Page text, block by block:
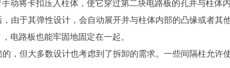
动将卡扣压入柱体，使它穿过第二块电路板的孔并与柱体
由于其弹性设计，会自动展开并与柱体内部的凸缘或者其
电路板也能牢固地固定在一起。
，但大多数设计也考虑到了拆卸的需求。一些间隔柱允